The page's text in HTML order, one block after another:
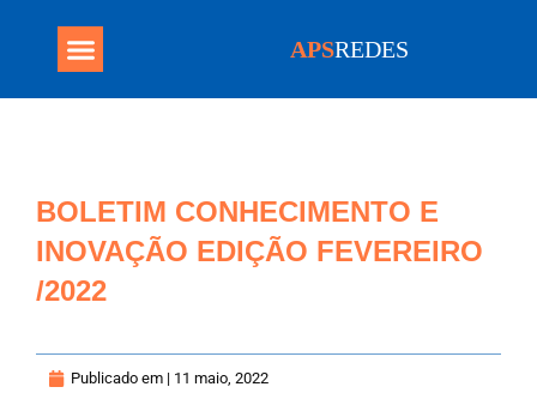
APSREDES
BOLETIM CONHECIMENTO E
INOVAÇÃO EDIÇÃO FEVEREIRO
/2022
Publicado em | 11 maio, 2022